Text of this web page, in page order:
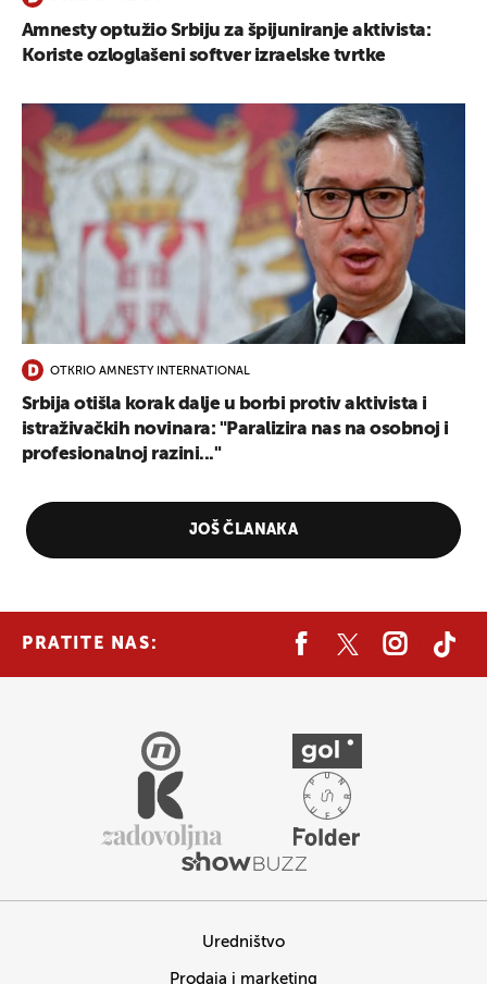
Amnesty optužio Srbiju za špijuniranje aktivista:
Koriste ozloglašeni softver izraelske tvrtke
OTKRIO AMNESTY INTERNATIONAL
Srbija otišla korak dalje u borbi protiv aktivista i
istraživačkih novinara: "Paralizira nas na osobnoj i
profesionalnoj razini..."
JOŠ ČLANAKA
PRATITE NAS:
Uredništvo
Prodaja i marketing